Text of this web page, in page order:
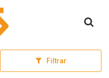
inicial
Filtrar